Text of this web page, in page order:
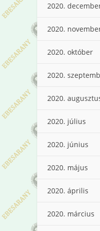
2020.
2020.
2020. október
2020.
2020.
2020. július
2020. június
2020. május
2020. április
2020. március